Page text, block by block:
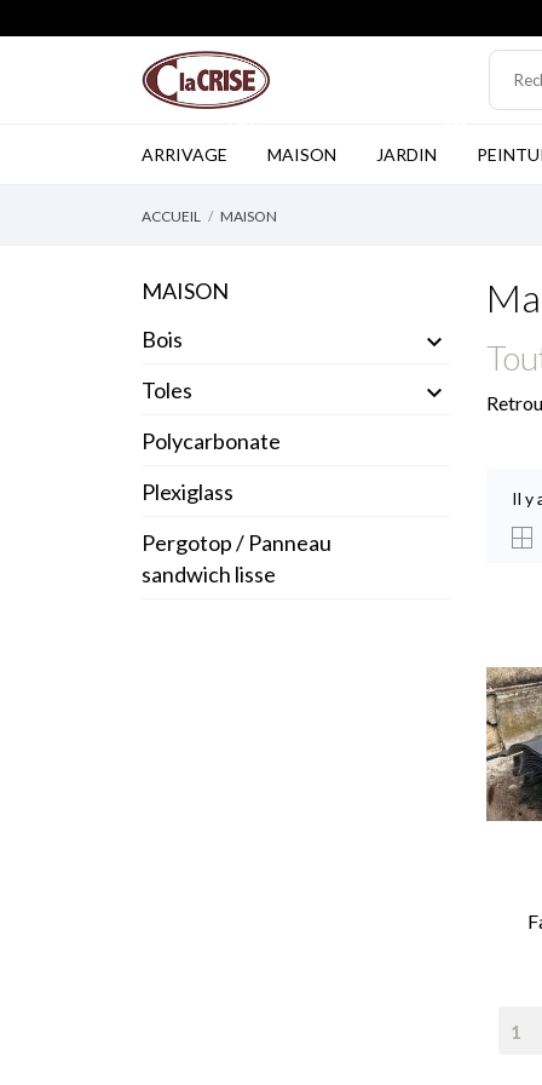
ARRIVAGE MAISON JARDIN
ACCUEIL MAISON
MAISON
Bois

Toles 
Polycarbonate
Plexiglass
Pergotop / Panneau
sandwich lisse
Il y